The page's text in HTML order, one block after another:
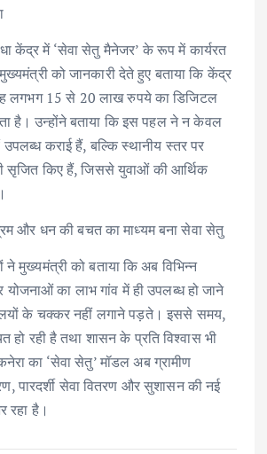
केंद्र में ‘सेवा सेतु मैनेजर’ के रूप में कार्यरत
को जानकारी देते हुए बताया कि केंद्र
लगभग 15 से 20 लाख रुपये का डिजिटल
है। उन्होंने बताया कि इस पहल ने न केवल
उपलब्ध कराई हैं, बल्कि स्थानीय स्तर पर
सृजित किए हैं, जिससे युवाओं की आर्थिक
और धन की बचत का माध्यम बना सेवा सेतु
ने मुख्यमंत्री को बताया कि अब विभिन्न
का लाभ गांव में ही उपलब्ध हो जाने
के चक्कर नहीं लगाने पड़ते। इससे समय,
रही है तथा शासन के प्रति विश्वास भी
का ‘सेवा सेतु’ मॉडल अब ग्रामीण
पारदर्शी सेवा वितरण और सुशासन की नई
रहा है।